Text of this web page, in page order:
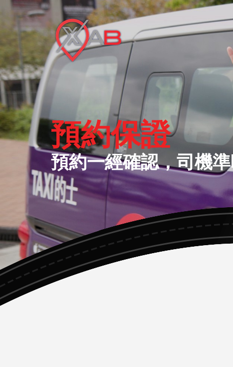
出行 A TO B
個人化點對點交通服務